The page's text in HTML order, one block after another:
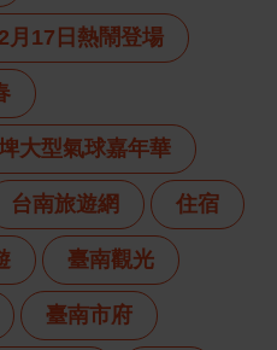
月17日熱鬧登場
大型氣球嘉年華
台南旅遊網 住宿
臺南觀光
臺南市府